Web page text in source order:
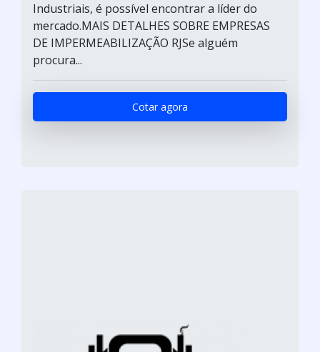
Industriais, é possível encontrar a líder do
mercado.MAIS DETALHES SOBRE EMPRESAS
DE IMPERMEABILIZAÇÃO RJSe alguém
procura...
Cotar agora